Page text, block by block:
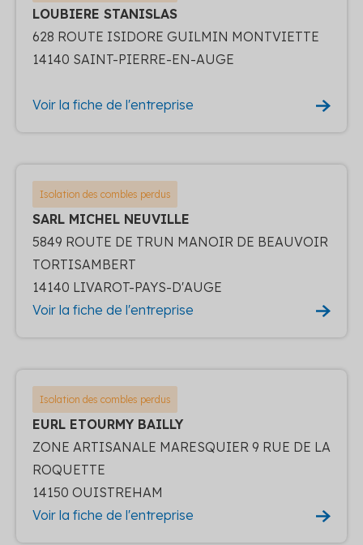
LOUBIERE STANISLAS
628 ROUTE ISIDORE GUILMIN MONTVIETTE
14140 SAINT-PIERRE-EN-AUGE
Voir la fiche de l'entreprise
Isolation des combles perdus
SARL MICHEL NEUVILLE
5849 ROUTE DE TRUN MANOIR DE BEAUVOIR
TORTISAMBERT
14140 LIVAROT-PAYS-D'AUGE
Voir la fiche de l'entreprise
Isolation des combles perdus
EURL ETOURMY BAILLY
ZONE ARTISANALE MARESQUIER 9 RUE DE LA
ROQUETTE
14150 OUISTREHAM
Voir la fiche de l'entreprise